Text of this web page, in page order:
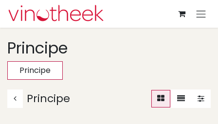
Overslaan naar inhoud
Principe
Principe
Principe